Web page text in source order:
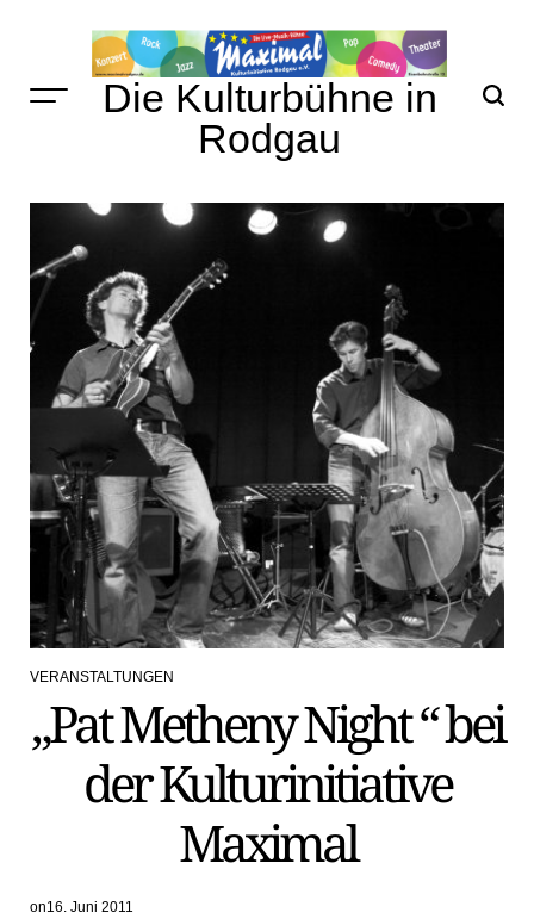
to
content
Die Kulturbühne in
Rodgau
POSTED
VERANSTALTUNGEN
„Pat Metheny Night “ bei
der Kulturinitiative
Maximal
on16. Juni 2011